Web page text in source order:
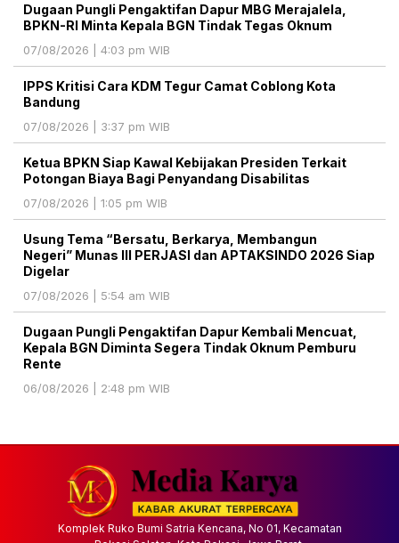
Dugaan Pungli Pengaktifan Dapur MBG Merajalela,
BPKN-RI Minta Kepala BGN Tindak Tegas Oknum
07/08/2026 | 4:03 pm WIB
IPPS Kritisi Cara KDM Tegur Camat Coblong Kota
Bandung
07/08/2026 | 3:37 pm WIB
Ketua BPKN Siap Kawal Kebijakan Presiden Terkait
Potongan Biaya Bagi Penyandang Disabilitas
07/08/2026 | 1:05 pm WIB
Usung Tema “Bersatu, Berkarya, Membangun
Negeri” Munas III PERJASI dan APTAKSINDO 2026 Siap
Digelar
07/08/2026 | 5:54 am WIB
Dugaan Pungli Pengaktifan Dapur Kembali Mencuat,
Kepala BGN Diminta Segera Tindak Oknum Pemburu
Rente
06/08/2026 | 2:48 pm WIB
Komplek Ruko Bumi Satria Kencana, No 01, Kecamatan